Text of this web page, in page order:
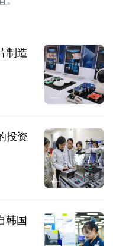
制造
投资
韩国